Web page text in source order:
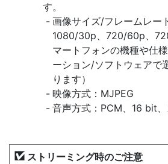
す。
画像サイズ/フレームレー
1080/30p、720/60p、
マートフォンの機種や仕
ーション/ソフトウェアで
ります）
映像方式：MJPEG
音声方式：PCM、16 bit
ストリーミング時のご注意